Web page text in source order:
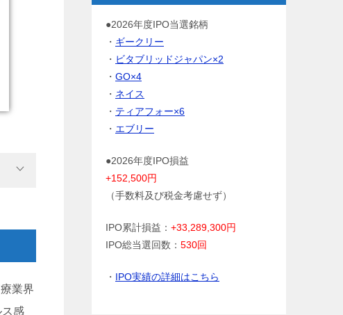
業界
感
●2026年度IPO当選銘柄
・ ギークリー
・ ビタブリッドジャパン×2
・ GO×4
・ ネイス
・ ティアフォー×6
・ エブリー
●2026年度IPO損益
+152,500円
（手数料及び税金考慮せず）
IPO累計損益： +33,289,300円
IPO総当選回数： 530回
・ IPO実績の詳細はこちら